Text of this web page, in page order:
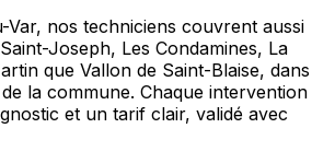
Var, nos techniciens couvrent aussi
Joseph, Les Condamines, La
que Vallon de Saint-Blaise, dans
la commune. Chaque intervention
et un tarif clair, validé avec